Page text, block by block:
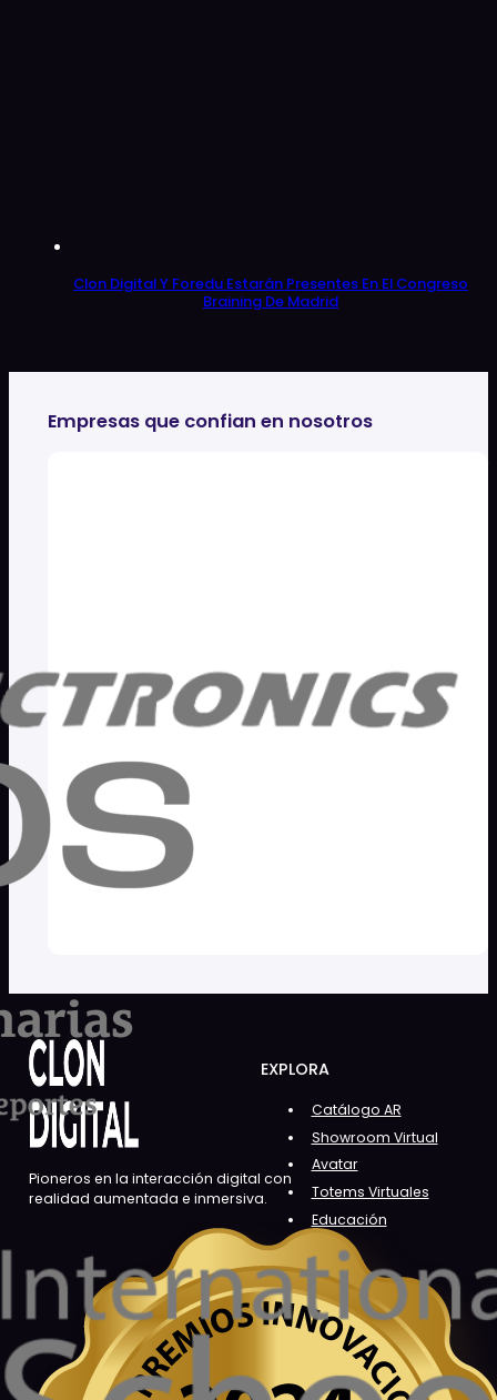
Clon Digital Y Foredu Estarán Presentes En El Congreso
Braining De Madrid
Empresas que confian en nosotros
Pioneros en la interacción digital con
realidad aumentada e inmersiva.
EXPLORA
Catálogo AR
Showroom Virtual
Avatar
Totems Virtuales
Educación